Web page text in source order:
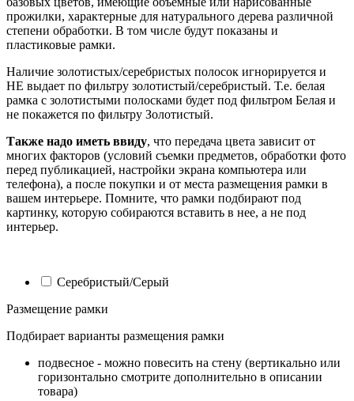
прожилки, характерные для натурального дерева различной
степени обработки. В том числе будут показаны и
пластиковые рамки.
Наличие золотистых/серебристых полосок игнорируется и
НЕ выдает по фильтру золотистый/серебристый. Т.е. белая
рамка с золотистыми полосками будет под фильтром Белая и
не покажется по фильтру Золотистый.
Также надо иметь ввиду, что передача цвета зависит от
многих факторов (условий съемки предметов, обработки фото
перед публикацией, настройки экрана компьютера или
телефона), а после покупки и от места размещения рамки в
вашем интерьере. Помните, что рамки подбирают под
картинку, которую собираются вставить в нее, а не под
интерьер.
Серебристый/Серый
Размещение рамки
Подбирает варианты размещения рамки
подвесное - можно повесить на стену (вертикально или
горизонтально смотрите дополнительно в описании
товара)